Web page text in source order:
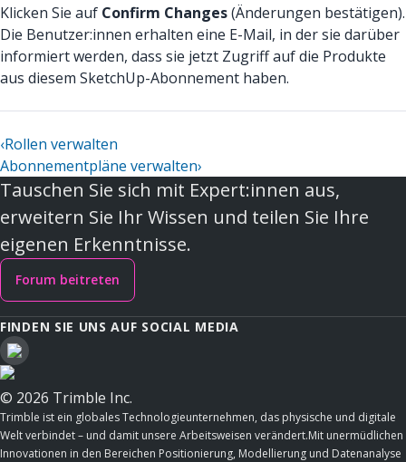
Klicken Sie auf Confirm Changes(Änderungen bestätigen).
Die Benutzer:innen erhalten eine E-Mail, in der sie darüber
informiert werden, dass sie jetzt Zugriff auf die Produkte
aus diesem SketchUp-Abonnement haben.
‹Rollen verwalten
Abonnementpläne verwalten›
Tauschen Sie sich mit Expert:innen aus,
erweitern Sie Ihr Wissen und teilen Sie Ihre
eigenen Erkenntnisse.
Forum beitreten
FINDEN SIE UNS AUF SOCIAL MEDIA
© 2026 Trimble Inc.
Trimble ist ein globales Technologieunternehmen, das physische und digitale
Welt verbindet – und damit unsere Arbeitsweisen verändert.Mit unermüdlichen
Innovationen in den Bereichen Positionierung, Modellierung und Datenanalyse